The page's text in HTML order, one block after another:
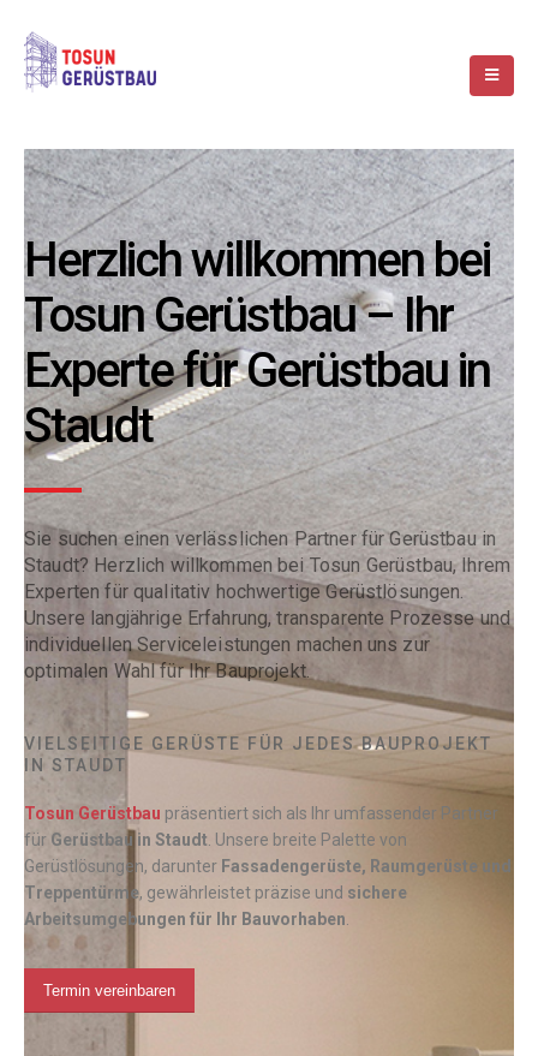
Herzlich willkommen bei
Tosun Gerüstbau – Ihr
Experte für Gerüstbau in
Staudt
Sie suchen einen verlässlichen Partner für Gerüstbau in
Staudt? Herzlich willkommen bei Tosun Gerüstbau, Ihrem
Experten für qualitativ hochwertige Gerüstlösungen.
Unsere langjährige Erfahrung, transparente Prozesse und
individuellen Serviceleistungen machen uns zur
optimalen Wahl für Ihr Bauprojekt.
VIELSEITIGE GERÜSTE FÜR JEDES BAUPROJEKT
IN STAUDT
Tosun Gerüstbau präsentiert sich als Ihr umfassender Partner
für Gerüstbau in Staudt . Unsere breite Palette von
Gerüstlösungen, darunter Fassadengerüste, Raumgerüste und
Treppentürme, gewährleistet präzise und sichere
Arbeitsumgebungen für Ihr Bauvorhaben
Termin vereinbaren